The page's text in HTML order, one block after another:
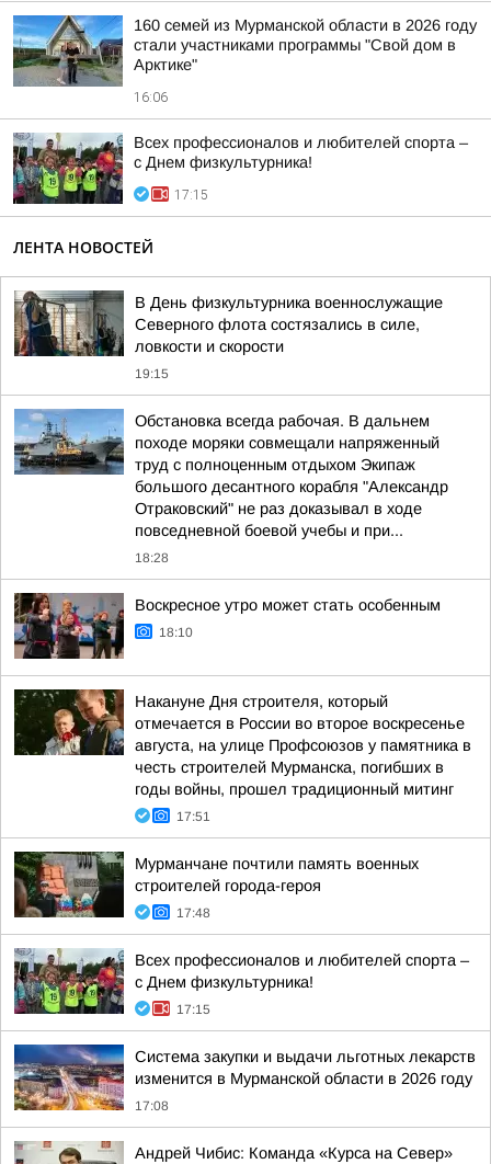
160 семей из Мурманской области в 2026 году
стали участниками программы "Свой дом в
Арктике"
16:06
Всех профессионалов и любителей спорта –
с Днем физкультурника!
17:15
ЛЕНТА НОВОСТЕЙ
В День физкультурника военнослужащие
Северного флота состязались в силе,
ловкости и скорости
19:15
Обстановка всегда рабочая. В дальнем
походе моряки совмещали напряженный
труд с полноценным отдыхом Экипаж
большого десантного корабля "Александр
Отраковский" не раз доказывал в ходе
повседневной боевой учебы и при...
18:28
Воскресное утро может стать особенным
18:10
Накануне Дня строителя, который
отмечается в России во второе воскресенье
августа, на улице Профсоюзов у памятника в
честь строителей Мурманска, погибших в
годы войны, прошел традиционный митинг
17:51
Мурманчане почтили память военных
строителей города-героя
17:48
Всех профессионалов и любителей спорта –
с Днем физкультурника!
17:15
Система закупки и выдачи льготных лекарств
изменится в Мурманской области в 2026 году
17:08
Андрей Чибис: Команда «Курса на Север»